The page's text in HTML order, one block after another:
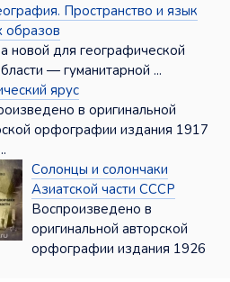
Пространство и язык
образов
новой для географической
— гуманитарной ...
ярус
в оригинальной
орфографии издания 1917
Солонцы и солончаки
Азиатской части СССР
Воспроизведено в
оригинальной авторской
орфографии издания 1926